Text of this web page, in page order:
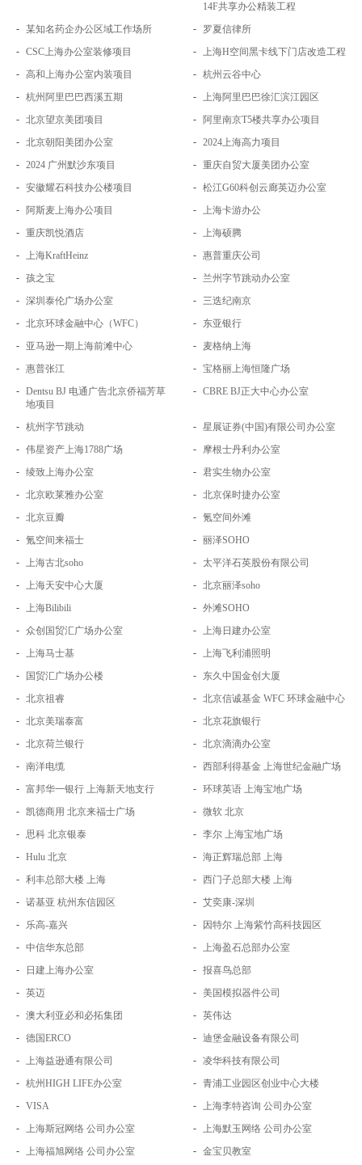
14F共享办公精装工程
- 某知名药企办公区域工作场所 -
罗夏信律所
- CSC上海办公室装修项目 - 上海H空间黑卡线下门店改造工程
- 高和上海办公室内装项目 - 杭州云谷中心
- 杭州阿里巴巴西溪五期 - 上海阿里巴巴徐汇滨江园区
- 北京望京美团项目 -
阿里南京T5楼共享办公项目
- 北京朝阳美团办公室 - 2024上海高力项目
- 2024 广州默沙东项目 - 重庆自贸大厦美团办公室
- 安徽耀石科技办公楼项目 - 松江G60科创云廊英迈办公室
-
阿斯麦上海办公项目 - 上海卡游办公
- 重庆凯悦酒店 - 上海硕腾
- 上海KraftHeinz - 惠普重庆公司
- 孩之宝 -
兰州字节跳动办公室
- 深圳泰伦广场办公室 - 三迭纪南京
- 北京环球金融中心（WFC） -
东亚银行
-
亚马逊一期上海前滩中心 -
麦格纳上海
- 惠普张江 - 宝格丽上海恒隆广场
- Dentsu BJ 电通广告北京侨福芳草
地项目
- CBRE BJ正大中心办公室
- 杭州字节跳动 - 星展证券(中国)有限公司办公室
- 伟星资产上海1788广场 -
摩根士丹利办公室
- 绫致上海办公室 - 君实生物办公室
- 北京欧莱雅办公室 - 北京保时捷办公室
- 北京豆瓣 - 氪空间外滩
- 氪空间来福士 - 丽泽SOHO
- 上海古北soho -
太平洋石英股份有限公司
- 上海天安中心大厦 - 北京丽泽soho
- 上海Bilibili - 外滩SOHO
- 众创国贸汇广场办公室 - 上海日建办公室
- 上海马士基 - 上海飞利浦照明
-
国贸汇广场办公楼 -
东久中国金创大厦
- 北京祖睿 - 北京信诚基金 WFC 环球金融中心
- 北京美瑞泰富 - 北京花旗银行
- 北京荷兰银行 - 北京滴滴办公室
- 南洋电缆 - 西部利得基金 上海世纪金融广场
- 富邦华一银行 上海新天地支行 - 环球英语 上海宝地广场
- 凯德商用 北京来福士广场 - 微软 北京
- 思科 北京银泰 - 李尔 上海宝地广场
- Hulu 北京 - 海正辉瑞总部 上海
- 利丰总部大楼 上海 - 西门子总部大楼 上海
- 诺基亚 杭州东信园区 - 艾奕康-深圳
-
乐高-嘉兴 -
因特尔 上海紫竹高科技园区
- 中信华东总部 - 上海盈石总部办公室
-
日建上海办公室 - 报喜鸟总部
- 英迈 - 美国模拟器件公司
- 澳大利亚必和必拓集团 - 英伟达
- 德国ERCO - 迪堡金融设备有限公司
- 上海益逊通有限公司 - 凌华科技有限公司
- 杭州HIGH LIFE办公室 - 青浦工业园区创业中心大楼
- VISA - 上海李特咨询 公司办公室
- 上海斯冠网络 公司办公室 - 上海默玉网络 公司办公室
- 上海福旭网络 公司办公室 - 金宝贝教室